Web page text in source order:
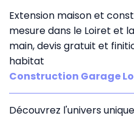
Extension maison et
mesure dans le Loiret et
main, devis gratuit et
habitat
Construction Garage
Découvrez l'univers